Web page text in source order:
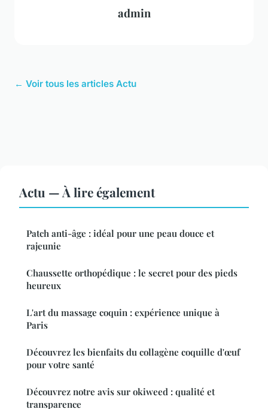
admin
← Voir tous les articles Actu
Actu — À lire également
Patch anti-âge : idéal pour une peau douce et
rajeunie
Chaussette orthopédique : le secret pour des pieds
heureux
L'art du massage coquin : expérience unique à
Paris
Découvrez les bienfaits du collagène coquille d'œuf
pour votre santé
Découvrez notre avis sur okiweed : qualité et
transparence